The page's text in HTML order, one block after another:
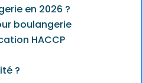
en 2026 ?
boulangerie
HACCP
?